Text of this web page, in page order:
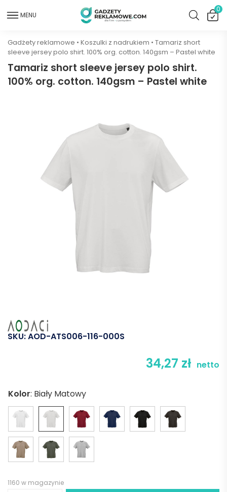
MENU
0
Gadżety reklamowe • Koszulki z nadrukiem • Tamariz short
sleeve jersey polo shirt. 100% org. cotton. 140gsm – Pastel white
Tamariz short sleeve jersey polo shirt.
100% org. cotton. 140gsm – Pastel white
SKU:AOD-ATS006-116-000S
34,27 zł netto
Kolor: Biały Matowy
1160 w magazynie